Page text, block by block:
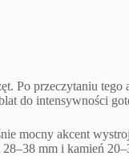
Po przeczytaniu tego
do intensywności
mocny akcent
mm i kamień